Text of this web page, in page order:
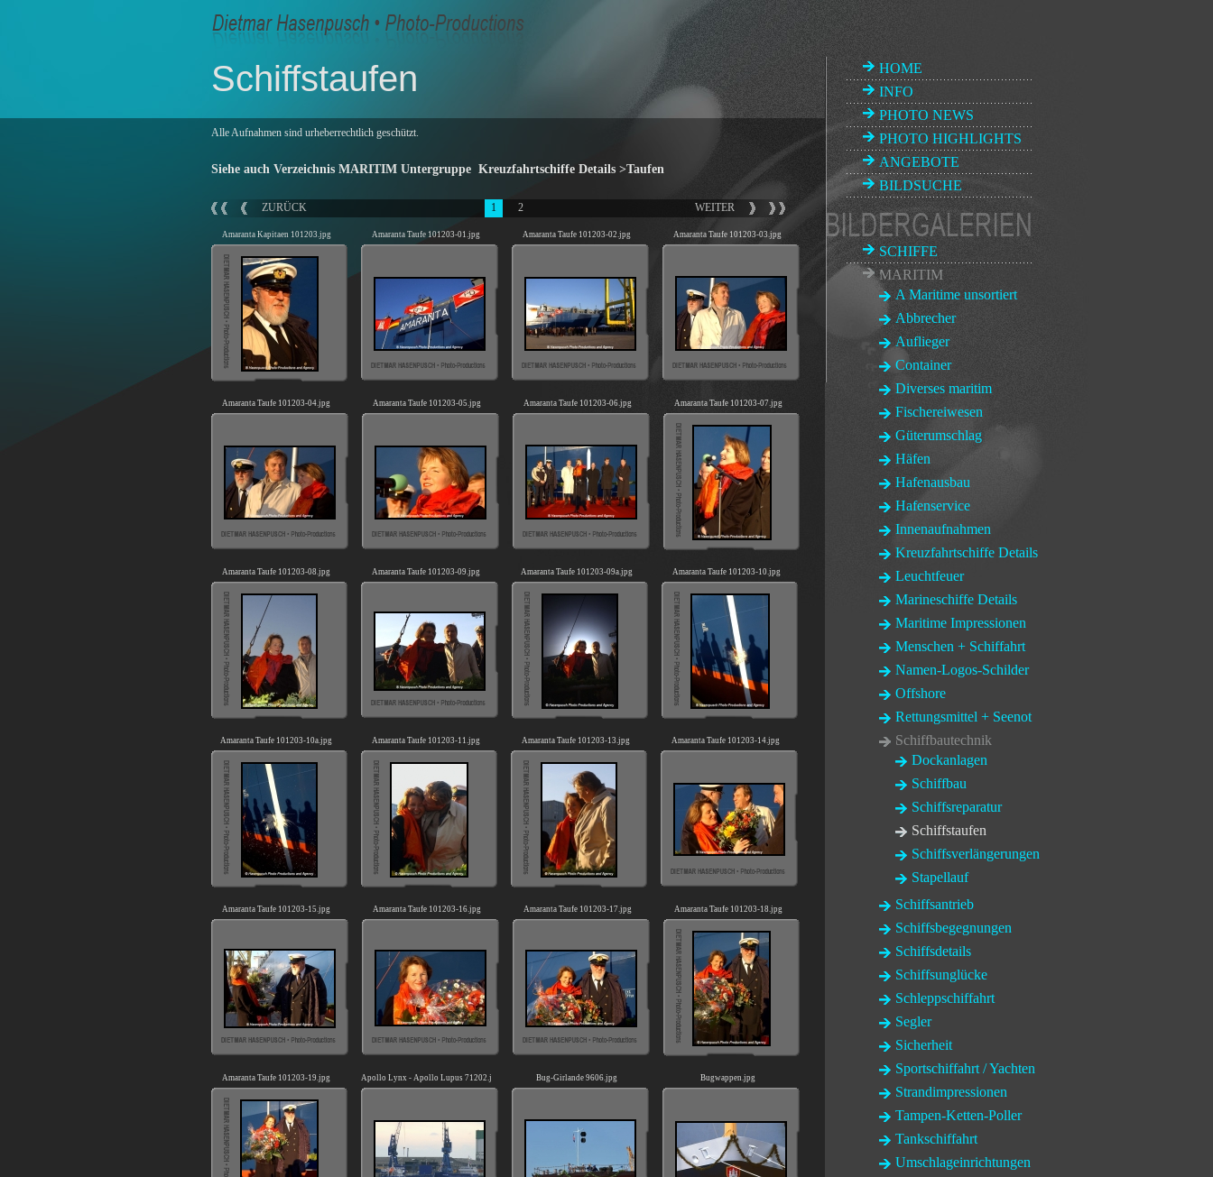
Schiffstaufen
Alle Aufnahmen sind urheberrechtlich geschützt.
Siehe auch Verzeichnis MARITIM Untergruppe Kreuzfahrtschiffe Details >Taufen
ZURÜCK 1 2 WEITER
Amaranta Kapitaen 101203.jpg Amaranta Taufe 101203-01.jpg Amaranta Taufe 101203-02.jpg Amaranta Taufe 101203-03.jpg
Amaranta Taufe 101203-04.jpg Amaranta Taufe 101203-05.jpg Amaranta Taufe 101203-06.jpg Amaranta Taufe 101203-07.jpg
Amaranta Taufe 101203-08.jpg Amaranta Taufe 101203-09.jpg Amaranta Taufe 101203-09a.jpg Amaranta Taufe 101203-10.jpg
Amaranta Taufe 101203-10a.jpg Amaranta Taufe 101203-11.jpg Amaranta Taufe 101203-13.jpg Amaranta Taufe 101203-14.jpg
Amaranta Taufe 101203-15.jpg Amaranta Taufe 101203-16.jpg Amaranta Taufe 101203-17.jpg Amaranta Taufe 101203-18.jpg
Amaranta Taufe 101203-19.jpg Apollo Lynx - Apollo Lupus 71202.jpg Bug-Girlande 9606.jpg Bugwappen.jpg
HOME
INFO
PHOTO NEWS
PHOTO HIGHLIGHTS
ANGEBOTE
BILDSUCHE
SCHIFFE
MARITIM
A Maritime unsortiert
Abbrecher
Auflieger
Container
Diverses maritim
Fischereiwesen
Güterumschlag
Häfen
Hafenausbau
Hafenservice
Innenaufnahmen
Kreuzfahrtschiffe Details
Leuchtfeuer
Marineschiffe Details
Maritime Impressionen
Menschen + Schiffahrt
Namen-Logos-Schilder
Offshore
Rettungsmittel + Seenot
Schiffbautechnik
Dockanlagen
Schiffbau
Schiffsreparatur
Schiffstaufen
Schiffsverlängerungen
Stapellauf
Schiffsantrieb
Schiffsbegegnungen
Schiffsdetails
Schiffsunglücke
Schleppschiffahrt
Segler
Sicherheit
Sportschiffahrt / Yachten
Strandimpressionen
Tampen-Ketten-Poller
Tankschiffahrt
Umschlageinrichtungen